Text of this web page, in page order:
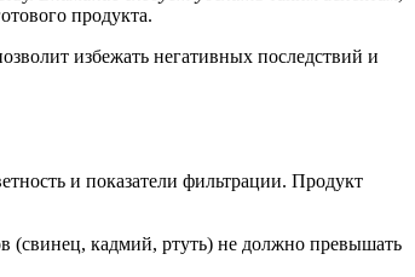
продукта.
избежать негативных последствий и
и показатели фильтрации. Продукт
(свинец, кадмий, ртуть) не должно превышать